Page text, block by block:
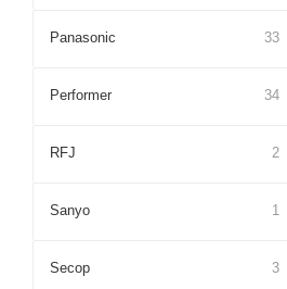
Panasonic 33
Performer 34
RFJ 2
Sanyo 1
Secop 3